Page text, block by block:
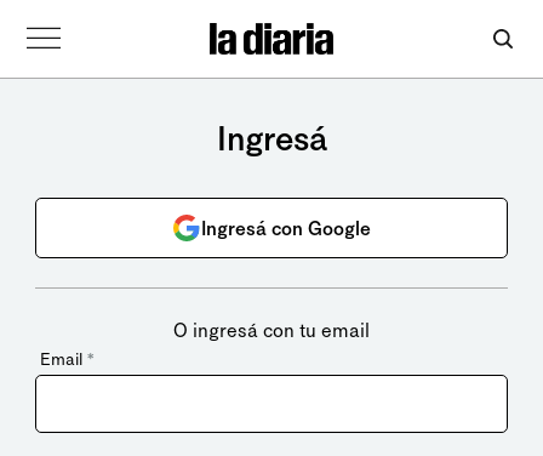
Ingresá
Ingresá con Google
O ingresá con tu email
Email *